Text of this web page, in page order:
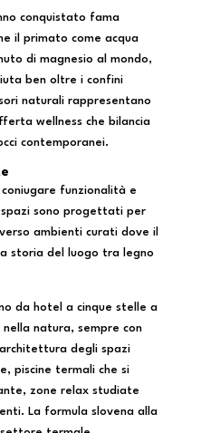
conquistato fama
il primato come acqua
di magnesio al mondo,
ben oltre i confini
naturali rappresentano
wellness che bilancia
contemporanei.
funzionalità e
sono progettati per
ambienti curati dove il
storia del luogo tra legno
da hotel a cinque stelle a
nella natura, sempre con
degli spazi
piscine termali che si
zone relax studiate
La formula slovena alla